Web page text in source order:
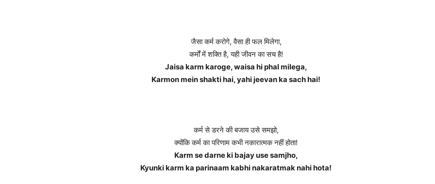
जैसा कर्म करोगे, वैसा ही फल मिलेगा,
कर्मों में शक्ति है, यही जीवन का सच है!
Jaisa karm karoge, waisa hi phal milega,
Karmon mein shakti hai, yahi jeevan ka sach hai!
कर्म से डरने की बजाय उसे समझो,
क्योंकि कर्म का परिणाम कभी नकारात्मक नहीं होता!
Karm se darne ki bajay use samjho,
Kyunki karm ka parinaam kabhi nakaratmak nahi hota!